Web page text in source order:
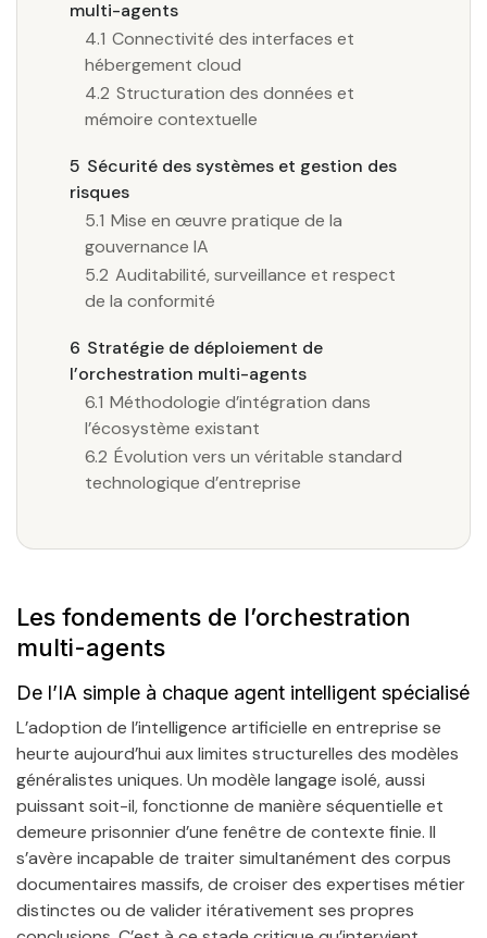
multi-agents
4.1 Connectivité des interfaces et
hébergement cloud
4.2 Structuration des données et
mémoire contextuelle
5 Sécurité des systèmes et gestion des
risques
5.1 Mise en œuvre pratique de la
gouvernance IA
5.2 Auditabilité, surveillance et respect
de la conformité
6 Stratégie de déploiement de
l’orchestration multi-agents
6.1 Méthodologie d’intégration dans
l’écosystème existant
6.2 Évolution vers un véritable standard
technologique d’entreprise
Les fondements de l’orchestration
multi-agents
De l’IA simple à chaque agent intelligent spécialisé
L’adoption de l’intelligence artificielle en entreprise se
heurte aujourd’hui aux limites structurelles des modèles
généralistes uniques. Un modèle langage isolé, aussi
puissant soit-il, fonctionne de manière séquentielle et
demeure prisonnier d’une fenêtre de contexte finie. Il
s’avère incapable de traiter simultanément des corpus
documentaires massifs, de croiser des expertises métier
distinctes ou de valider itérativement ses propres